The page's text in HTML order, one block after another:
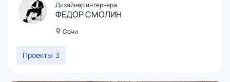
Дизайнер интерьера
ФЕДОР СМОЛИН
Сочи
Проекты: 3